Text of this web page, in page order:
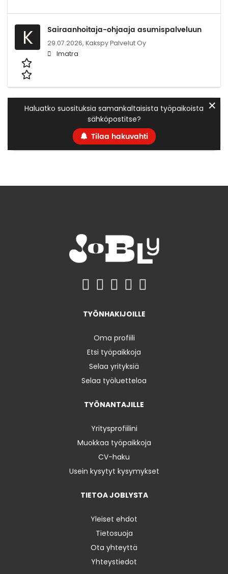
K Sairaanhoitaja-ohjaaja asumispalveluun
29.07.2026, Kakspy Palvelut Oy
Imatra
Haluatko suosituksia samankaltaisista työpaikoista
sähköpostitse?
Tilaa hakuvahti
✕
TYÖNHAKIJOILLE
Oma profiili
Etsi työpaikkoja
Selaa yrityksiä
Selaa työluetteloa
TYÖNANTAJILLE
Yritysprofiilini
Muokkaa työpaikkoja
CV-haku
Usein kysytyt kysymykset
TIETOA JOBLYSTA
Yleiset ehdot
Tietosuoja
Ota yhteyttä
Yhteystiedot